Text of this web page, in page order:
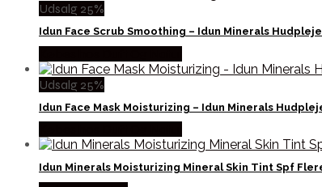
Udsalg 25%
Idun Face Scrub Smoothing – Idun Minerals Hudpleje
Udsalg 25%
Idun Face Mask Moisturizing – Idun Minerals
Idun Minerals Moisturizing Mineral Skin Tint Spf